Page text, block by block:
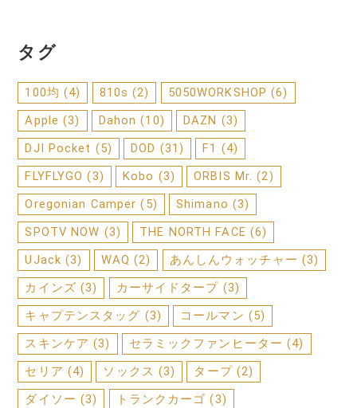
タグ
100均 (4) 810s (2) 5050WORKSHOP (6)
Apple (3) Dahon (10) DAZN (3)
DJI Pocket (5) DOD (31) F1 (4)
FLYFLYGO (3) Kobo (3) ORBIS Mr. (2)
Oregonian Camper (5) Shimano (3)
SPOTV NOW (3) THE NORTH FACE (6)
UJack (3) WAQ (2) あんしんウォッチャー (3)
カインズ (3) カーサイドタープ (3)
キャプテンスタッグ (3) コールマン (5)
スキンケア (3) セラミックファンヒーター (4)
セリア (4) ソックス (3) タープ(2)
ダイソー (3) トランクカーゴ (3)